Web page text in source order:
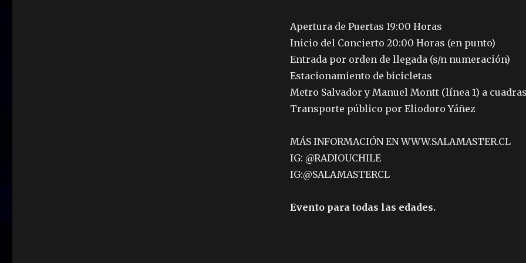
Apertura de Puertas 19:00 Horas
Inicio del Concierto 20:00 Horas (en punto)
Entrada por orden de llegada (s/n numeración)
Estacionamiento de bicicletas
Metro Salvador y Manuel Montt (línea 1) a
Transporte público por Eliodoro Yáñez
MÁS INFORMACIÓN EN WWW.SALAMASTER.CL
IG: @RADIOUCHILE
IG:@SALAMASTERCL
Evento para todas las edades.